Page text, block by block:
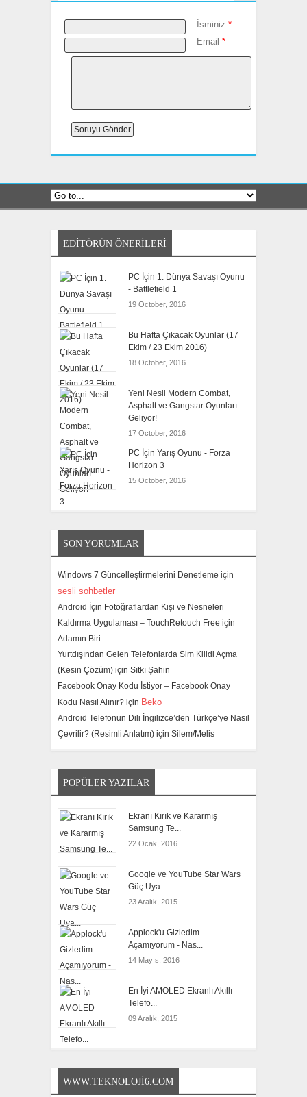
İsminiz *
Email *
EDITÖRÜN ÖNERILERI
PC İçin 1. Dünya Savaşı Oyunu
- Battlefield 1
19 October, 2016
Bu Hafta Çıkacak Oyunlar (17
Ekim / 23 Ekim 2016)
18 October, 2016
Yeni Nesil Modern Combat,
Asphalt ve Gangstar Oyunları
Geliyor!
17 October, 2016
PC İçin Yarış Oyunu - Forza
Horizon 3
15 October, 2016
SON YORUMLAR
Windows 7 Güncelleştirmelerini Denetleme için
sesli sohbetler
Android İçin Fotoğraflardan Kişi ve Nesneleri
Kaldırma Uygulaması – TouchRetouch Free için
Adamın Biri
Yurtdışından Gelen Telefonlarda Sim Kilidi Açma
(Kesin Çözüm) için Sıtkı Şahin
Facebook Onay Kodu İstiyor – Facebook Onay
Kodu Nasıl Alınır? için Beko
Android Telefonun Dili İngilizce’den Türkçe’ye Nasıl
Çevrilir? (Resimli Anlatım) için Silem/Melis
POPÜLER YAZILAR
Ekranı Kırık ve Kararmış
Samsung Te...
22 Ocak, 2016
Google ve YouTube Star Wars
Güç Uya...
23 Aralık, 2015
Applock'u Gizledim
Açamıyorum - Nas...
14 Mayıs, 2016
En İyi AMOLED Ekranlı Akıllı
Telefo...
09 Aralık, 2015
WWW.TEKNOLOJI6.COM